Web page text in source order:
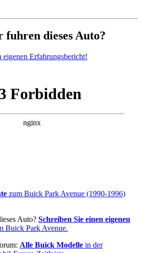
fuhren dieses Auto?
eigenen Erfahrungsbericht!
zum Buick Park Avenue (1990-1996)
Auto? Schreiben Sie einen eigenen
Buick Park Avenue.
Alle Buick Modelle in der